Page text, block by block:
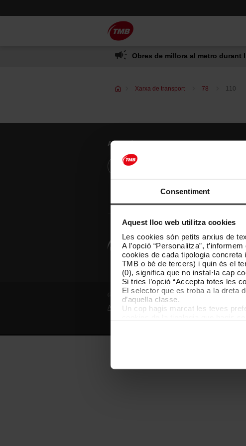
Consentiment
Aquest lloc web utilitza cookies
Les cookies són petits arxius de
A l’opció “Personalitza”,
cookies de cada tipologia concreta
TMB o bé de tercers) i quin és el
(0), significa que no instal·la cap
Si tries l’opció “Accepta totes les
El selector que es troba a la dreta
d’aquella classe.
Un cop hagis marcat les teves
perquè permeten recordar les
començar a navegar-hi. Només
al
contingut
Obres de millora al metro durant
Xarxa de transport 78 110
Atenció al client
Resol els teus dubtes
© Grup TMB - Tots els drets reservats
Avís legal
Política de privadesa Política